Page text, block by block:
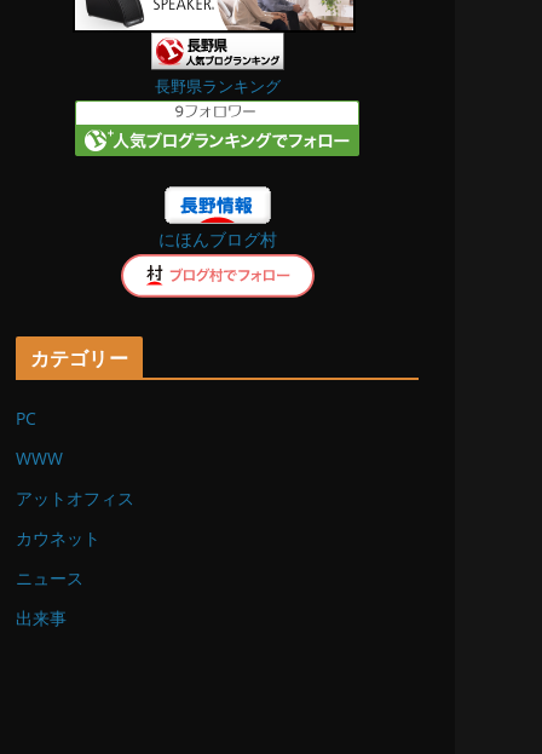
e
o
e
長野県ランキング
にほんブログ村
カテゴリー
PC
WWW
アットオフィス
カウネット
ニュース
出来事